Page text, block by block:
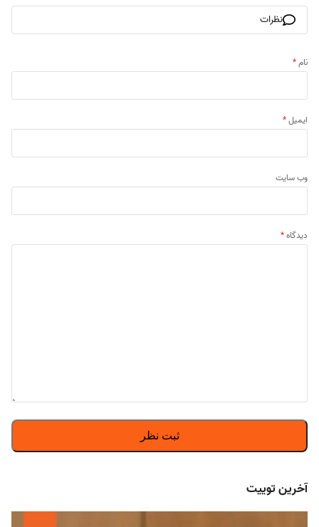
نظرات
نام*
ایمیل*
وب‌ سایت
دیدگاه*
آخرین توییت